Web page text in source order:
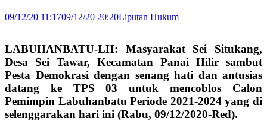
09/12/20 11:1709/12/20 20:20Liputan Hukum
LABUHANBATU-LH: Masyarakat Sei Situkang,
Desa Sei Tawar, Kecamatan Panai Hilir sambut
Pesta Demokrasi dengan senang hati dan antusias
datang ke TPS 03 untuk mencoblos Calon
Pemimpin Labuhanbatu Periode 2021-2024 yang di
selenggarakan hari ini (Rabu, 09/12/2020-Red).